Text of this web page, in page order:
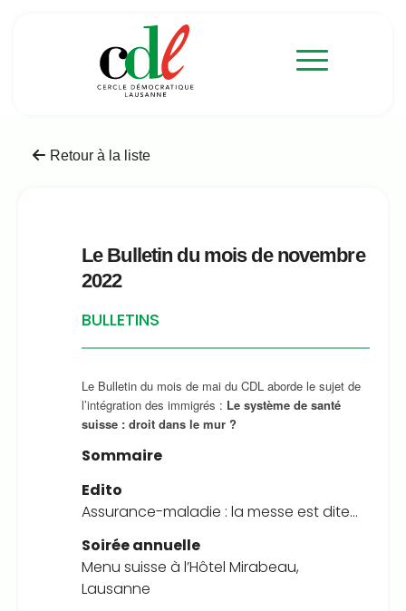
Retour à la liste
Le Bulletin du mois de novembre
2022
BULLETINS
Le Bulletin du mois de mai du CDL aborde le sujet de
l’intégration des immigrés : Le système de santé
suisse : droit dans le mur ?
Sommaire
Edito
Assurance-maladie : la messe est dite…
Soirée annuelle
Menu suisse à l’Hôtel Mirabeau,
Lausanne